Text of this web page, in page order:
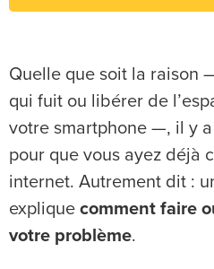
Quelle que soit la raison
qui fuit ou libérer de
votre smartphone —, il y
pour que vous ayez déjà
internet. Autrement dit :
explique comment faire
votre problème.